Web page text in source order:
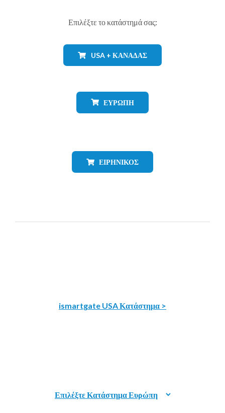
Επιλέξτε το κατάστημά σας:
USA + ΚΑΝΑΔΆΣ
ΕΥΡΏΠΗ
ΕΙΡΗΝΙΚΌΣ
ismartgate USA Κατάστημα >